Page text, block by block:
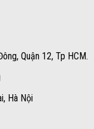
Quận 12, Tp HCM.
Hà Nội